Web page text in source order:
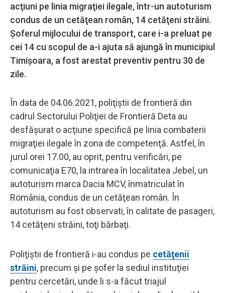
acţiuni pe linia migraţiei ilegale, într-un autoturism
condus de un cetăţean român, 14 cetăţeni străini.
Şoferul mijlocului de transport, care i-a preluat pe
cei 14 cu scopul de a-i ajuta să ajungă în municipiul
Timişoara, a fost arestat preventiv pentru 30 de
zile.
În data de 04.06.2021, poliţiştii de frontieră din
cadrul Sectorului Poliţiei de Frontieră Deta au
desfăşurat o acţiune specifică pe linia combaterii
migraţiei ilegale în zona de competenţă. Astfel, în
jurul orei 17.00, au oprit, pentru verificări, pe
comunicaţia E70, la intrarea în localitatea Jebel, un
autoturism marca Dacia MCV, înmatriculat în
România, condus de un cetăţean român. În
autoturism au fost observati, în calitate de pasageri,
14 cetăţeni străini, toţi bărbaţi.
Poliţiştii de frontieră i-au condus pe cetăţenii
străini, precum şi pe şofer la sediul instituţiei
pentru cercetări, unde li s-a făcut triajul